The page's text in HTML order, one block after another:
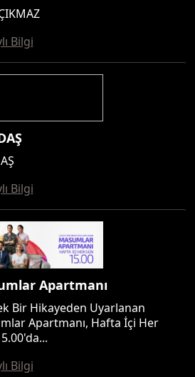
Bilgi
Bilgi
Apartmanı
Bir Hikayeden Uyarlanan
Apartmanı, Hafta İçi Her
Bilgi